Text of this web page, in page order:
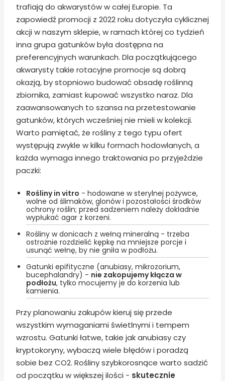
trafiają do akwarystów w całej Europie. Ta
zapowiedź promocji z 2022 roku dotyczyła cyklicznej
akcji w naszym sklepie, w ramach której co tydzień
inna grupa gatunków była dostępna na
preferencyjnych warunkach. Dla początkującego
akwarysty takie rotacyjne promocje są dobrą
okazją, by stopniowo budować obsadę roślinną
zbiornika, zamiast kupować wszystko naraz. Dla
zaawansowanych to szansa na przetestowanie
gatunków, których wcześniej nie mieli w kolekcji.
Warto pamiętać, że rośliny z tego typu ofert
występują zwykle w kilku formach hodowlanych, a
każda wymaga innego traktowania po przyjeździe
paczki:
Rośliny in vitro - hodowane w sterylnej pożywce,
wolne od ślimaków, glonów i pozostałości środków
ochrony roślin; przed sadzeniem należy dokładnie
wypłukać agar z korzeni.
Rośliny w donicach z wełną mineralną - trzeba
ostrożnie rozdzielić kępkę na mniejsze porcje i
usunąć wełnę, by nie gniła w podłożu.
Gatunki epifityczne (anubiasy, mikrozorium,
bucephalandry) - nie zakopujemy kłącza w
podłożu, tylko mocujemy je do korzenia lub
kamienia.
Przy planowaniu zakupów kieruj się przede
wszystkim wymaganiami świetlnymi i tempem
wzrostu. Gatunki łatwe, takie jak anubiasy czy
kryptokoryny, wybaczą wiele błędów i poradzą
sobie bez CO2. Rośliny szybkorosnące warto sadzić
od początku w większej ilości - skutecznie